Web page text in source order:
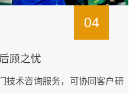
04
顾之忧
技术咨询服务，可协同客户研